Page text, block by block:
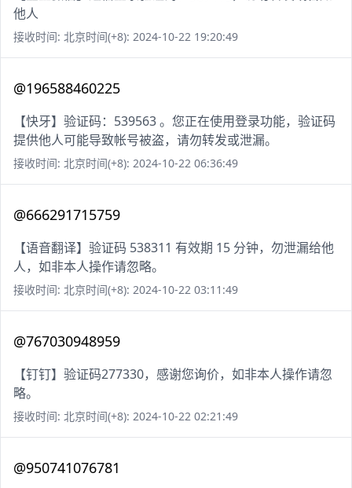
他人
接收时间: 北京时间(+8): 2024-10-22 19:20:49
@196588460225
【快牙】验证码：539563 。您正在使用登录功能，验证码
提供他人可能导致帐号被盗，请勿转发或泄漏。
接收时间: 北京时间(+8): 2024-10-22 06:36:49
@666291715759
【语音翻译】验证码 538311 有效期 15 分钟，勿泄漏给他
人，如非本人操作请忽略。
接收时间: 北京时间(+8): 2024-10-22 03:11:49
@767030948959
【钉钉】验证码277330，感谢您询价，如非本人操作请忽
略。
接收时间: 北京时间(+8): 2024-10-22 02:21:49
@950741076781